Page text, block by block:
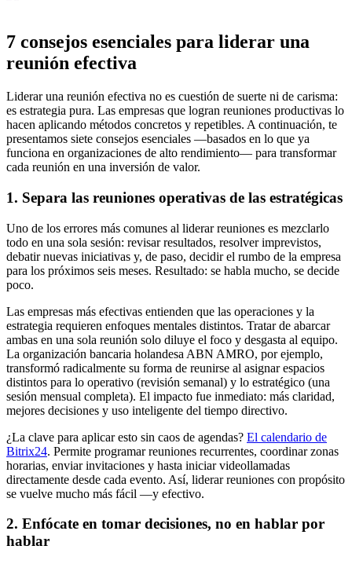
7 consejos esenciales para liderar una
reunión efectiva
Liderar una reunión efectiva no es cuestión de suerte ni de carisma:
es estrategia pura. Las empresas que logran reuniones productivas lo
hacen aplicando métodos concretos y repetibles. A continuación, te
presentamos siete consejos esenciales —basados en lo que ya
funciona en organizaciones de alto rendimiento— para transformar
cada reunión en una inversión de valor.
1. Separa las reuniones operativas de las estratégicas
Uno de los errores más comunes al liderar reuniones es mezclarlo
todo en una sola sesión: revisar resultados, resolver imprevistos,
debatir nuevas iniciativas y, de paso, decidir el rumbo de la empresa
para los próximos seis meses. Resultado: se habla mucho, se decide
poco.
Las empresas más efectivas entienden que las operaciones y la
estrategia requieren enfoques mentales distintos. Tratar de abarcar
ambas en una sola reunión solo diluye el foco y desgasta al equipo.
La organización bancaria holandesa ABN AMRO, por ejemplo,
transformó radicalmente su forma de reunirse al asignar espacios
distintos para lo operativo (revisión semanal) y lo estratégico (una
sesión mensual completa). El impacto fue inmediato: más claridad,
mejores decisiones y uso inteligente del tiempo directivo.
¿La clave para aplicar esto sin caos de agendas? El calendario de
Bitrix24. Permite programar reuniones recurrentes, coordinar zonas
horarias, enviar invitaciones y hasta iniciar videollamadas
directamente desde cada evento. Así, liderar reuniones con propósito
se vuelve mucho más fácil —y efectivo.
2. Enfócate en tomar decisiones, no en hablar por
hablar